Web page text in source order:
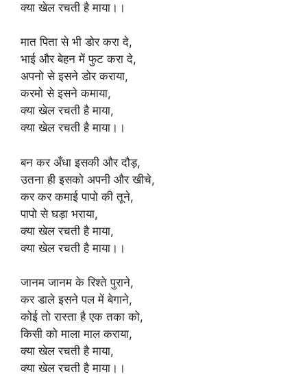
क्या खेल रचती है माया।।
मात पिता से भी डोर करा दे,
भाई और बेहन में फुट करा दे,
अपनो से इसने डोर कराया,
करमो से इसने कमाया,
क्या खेल रचती है माया,
क्या खेल रचती है माया।।
बन कर अँधा इसकी और दौड़,
उतना ही इसको अपनी और खीचे,
कर कर कमाई पापो की तूने,
पापो से घड़ा भराया,
क्या खेल रचती है माया,
क्या खेल रचती है माया।।
जानम जानम के रिश्ते पुराने,
कर डाले इसने पल में बेगाने,
कोई तो रास्ता है एक तका को,
किसी को माला माल कराया,
क्या खेल रचती है माया,
क्या खेल रचती है माया।।